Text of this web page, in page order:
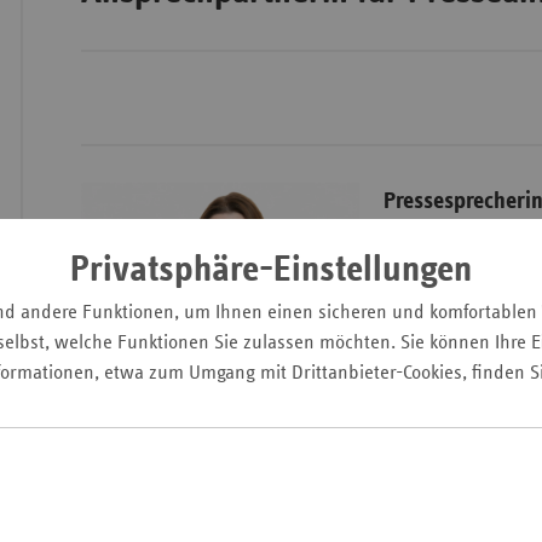
Privatsphäre-Einstellungen
andere Funktionen, um Ihnen einen sicheren und
welche Funktionen Sie zulassen möchten. Sie können Ihre
etwa zum Umgang mit Drittanbieter-Cookies, finden
E-Mail:
Telefon: + 49 (0) 6
© vdek/Georg J.